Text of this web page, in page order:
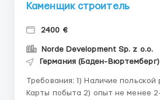
Каменщик строитель
2400 €
Norde Development Sp. z o.o.
Германия (Баден-Вюртемберг)
Требования: 1) Наличие польской рабочей визы или
Карты побыта 2) опыт не менее 2-5 лет 3)